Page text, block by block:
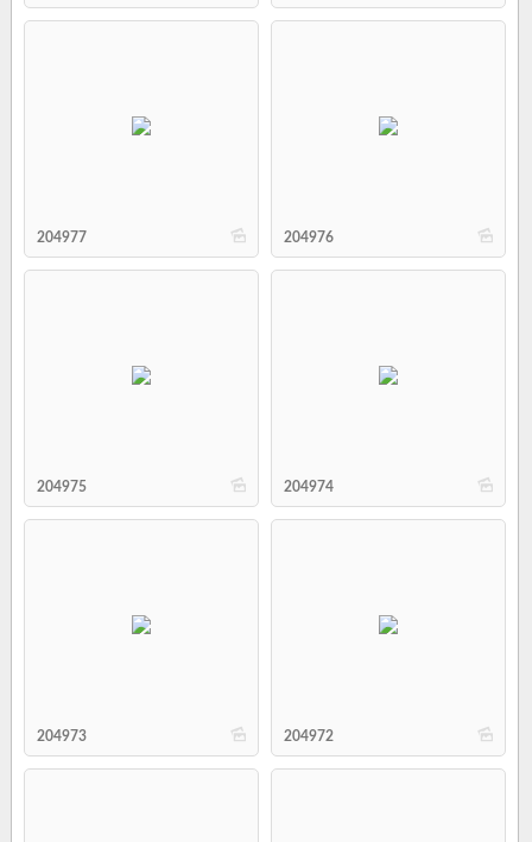
b
204977 b
204976
b
204975 b
204974
b
204973 b
204972